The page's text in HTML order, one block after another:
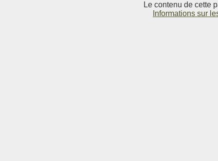
Le contenu de cette
Informations sur